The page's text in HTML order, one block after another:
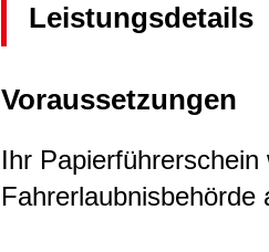
Leistungsdetails
Voraussetzungen
Ihr